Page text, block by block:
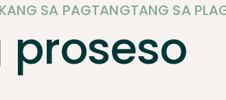
SA PAGTANGTANG SA
proseso